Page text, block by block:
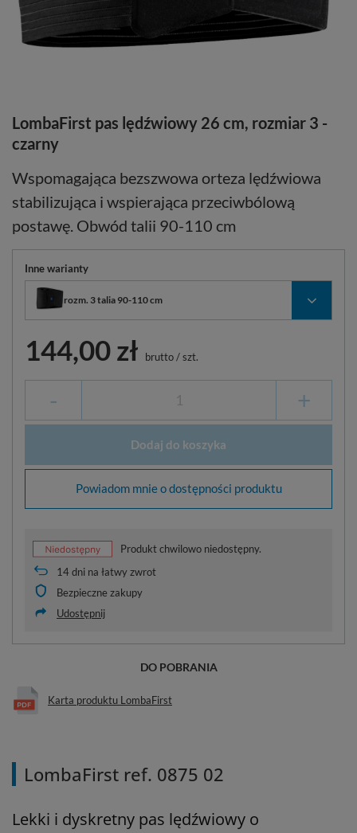
LombaFirst pas lędźwiowy 26 cm, rozmiar 3 -
czarny
Wspomagająca bezszwowa orteza lędźwiowa
stabilizująca i wspierająca przeciwbólową
postawę. Obwód talii 90-110 cm
Inne warianty
rozm. 3 talia 90-110 cm
144,00 zł brutto/szt.
- +
Dodaj do koszyka
Powiadom mnie o dostępności produktu
Produkt chwilowo niedostępny.
14dni na łatwy zwrot
Bezpieczne zakupy
Udostępnij
DO POBRANIA
Karta produktu LombaFirst
LombaFirst ref. 0875 02
Lekki i dyskretny pas lędźwiowy o